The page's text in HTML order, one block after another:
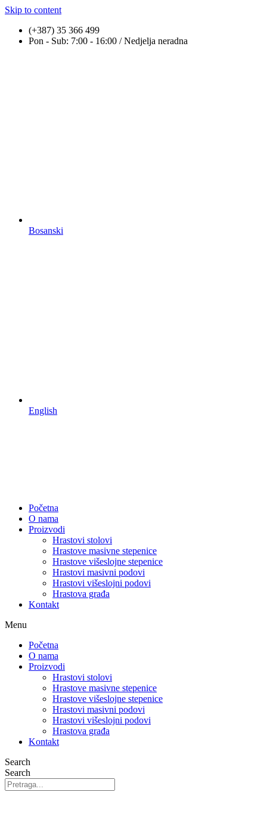
Skip to content
(+387) 35 366 499
Pon - Sub: 7:00 - 16:00 / Nedjelja neradna
Bosanski
English
Početna
O nama
Proizvodi
Hrastovi stolovi
Hrastove masivne stepenice
Hrastove višeslojne stepenice
Hrastovi masivni podovi
Hrastovi višeslojni podovi
Hrastova građa
Kontakt
Menu
Početna
O nama
Proizvodi
Hrastovi stolovi
Hrastove masivne stepenice
Hrastove višeslojne stepenice
Hrastovi masivni podovi
Hrastovi višeslojni podovi
Hrastova građa
Kontakt
Search
Search